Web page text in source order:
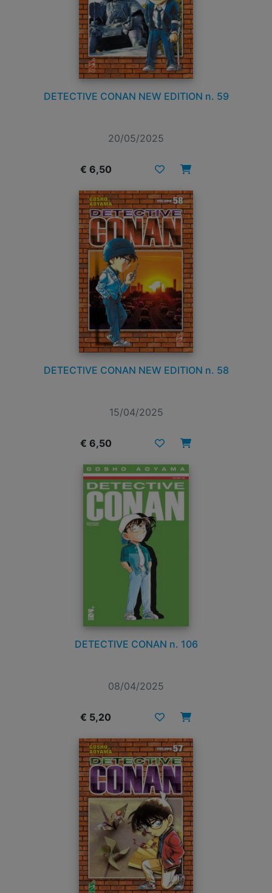
DETECTIVE CONAN NEW EDITION n. 59
20/05/2025
€ 6,50
DETECTIVE CONAN NEW EDITION n. 58
15/04/2025
€ 6,50
DETECTIVE CONAN n. 106
08/04/2025
€ 5,20